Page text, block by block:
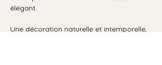
élégant.
Une décoration naturelle et intemporelle,